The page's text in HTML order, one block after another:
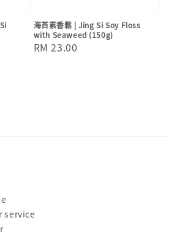
海苔素香鬆 | Jing Si Soy Floss
with Seaweed (150g)
Regular
RM 23.00
service